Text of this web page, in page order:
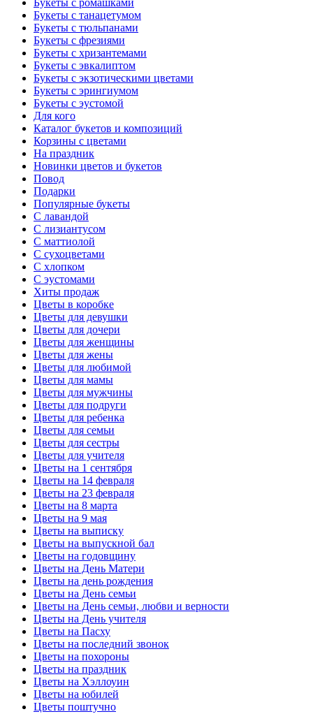
Букеты с ромашками
Букеты с танацетумом
Букеты с тюльпанами
Букеты с фрезиями
Букеты с хризантемами
Букеты с эвкалиптом
Букеты с экзотическими цветами
Букеты с эрингиумом
Букеты с эустомой
Для кого
Каталог букетов и композиций
Корзины с цветами
На праздник
Новинки цветов и букетов
Повод
Подарки
Популярные букеты
С лавандой
С лизиантусом
С маттиолой
С сухоцветами
С хлопком
С эустомами
Хиты продаж
Цветы в коробке
Цветы для девушки
Цветы для дочери
Цветы для женщины
Цветы для жены
Цветы для любимой
Цветы для мамы
Цветы для мужчины
Цветы для подруги
Цветы для ребенка
Цветы для семьи
Цветы для сестры
Цветы для учителя
Цветы на 1 сентября
Цветы на 14 февраля
Цветы на 23 февраля
Цветы на 8 марта
Цветы на 9 мая
Цветы на выписку
Цветы на выпускной бал
Цветы на годовщину
Цветы на День Матери
Цветы на день рождения
Цветы на День семьи
Цветы на День семьи, любви и верности
Цветы на День учителя
Цветы на Пасху
Цветы на последний звонок
Цветы на похороны
Цветы на праздник
Цветы на Хэллоуин
Цветы на юбилей
Цветы поштучно